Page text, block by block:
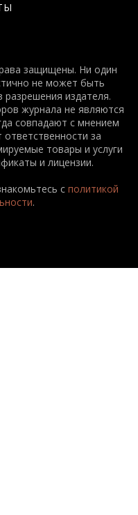
защищены. Ни один
не может быть
издателя.
журнала не являются
совпадают с мнением
за
товары и услуги
и лицензии.
с политикой
.